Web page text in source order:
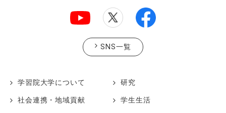
SNS一覧
学習院大学について 研究
社会連携・地域貢献 学生生活